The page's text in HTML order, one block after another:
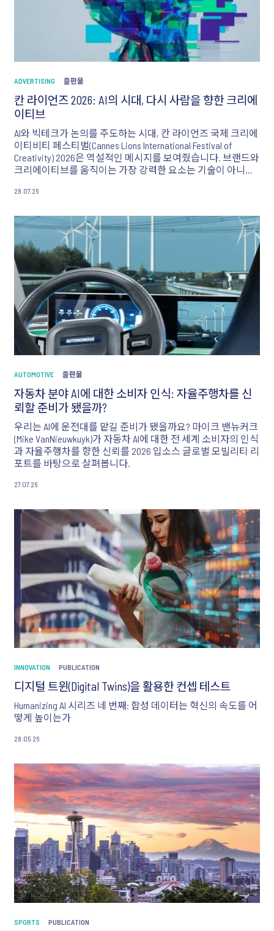
ADVERTISING 출판물
칸 라이언즈 2026: AI의 시대, 다시 사람을 향한 크리에
이티브
AI와 빅테크가 논의를 주도하는 시대, 칸 라이언즈 국제 크리에
이티비티 페스티벌(Cannes Lions International Festival of
Creativity) 2026은 역설적인 메시지를 보여줬습니다. 브랜드와
크리에이티브를 움직이는 가장 강력한 요소는 기술이 아니라
Debia)가 올해 행사의 주요 시사점을 전합니다.
28.07.26
AUTOMOTIVE 출판물
자동차 분야 AI에 대한 소비자 인식: 자율주행차를 신
뢰할 준비가 됐을까?
우리는 AI에 운전대를 맡길 준비가 됐을까요? 마이크 밴뉴커크
(Mike VanNieuwkuyk)가 자동차 AI에 대한 전 세계 소비자의 인식
과 자율주행차를 향한 신뢰를 2026 입소스 글로벌 모빌리티 리
포트를 바탕으로 살펴봅니다.
27.07.26
INNOVATION PUBLICATION
디지털 트윈(Digital Twins)을 활용한 컨셉 테스트
Humanizing AI 시리즈 네 번째: 합성 데이터는 혁신의 속도를 어
떻게 높이는가
28.05.26
SPORTS PUBLICATION